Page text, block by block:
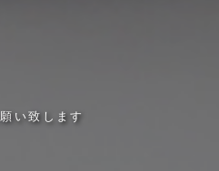
願 い致 し ます